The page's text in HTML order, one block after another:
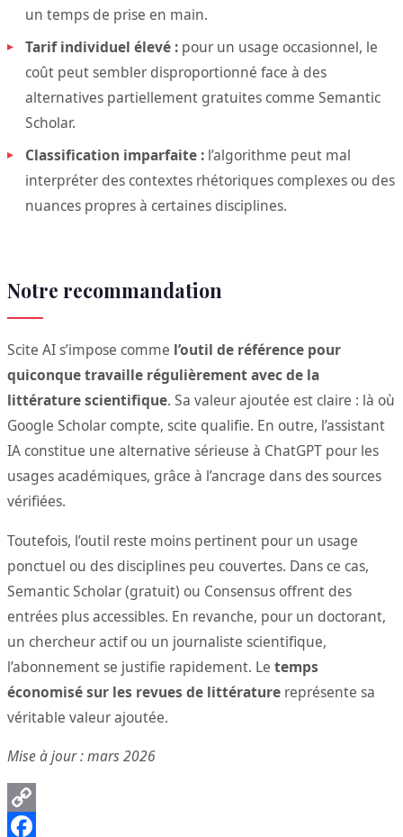
un temps de prise en main.
Tarif individuel élevé : pour un usage occasionnel, le
coût peut sembler disproportionné face à des
alternatives partiellement gratuites comme Semantic
Scholar.
Classification imparfaite : l’algorithme peut mal
interpréter des contextes rhétoriques complexes ou des
nuances propres à certaines disciplines.
Notre recommandation
Scite AI s’impose comme l’outil de référence pour
quiconque travaille régulièrement avec de la
littérature scientifique. Sa valeur ajoutée est claire : là où
Google Scholar compte, scite qualifie. En outre, l’assistant
IA constitue une alternative sérieuse à ChatGPT pour les
usages académiques, grâce à l’ancrage dans des sources
vérifiées.
Toutefois, l’outil reste moins pertinent pour un usage
ponctuel ou des disciplines peu couvertes. Dans ce cas,
Semantic Scholar (gratuit) ou Consensus offrent des
entrées plus accessibles. En revanche, pour un doctorant,
un chercheur actif ou un journaliste scientifique,
l’abonnement se justifie rapidement. Le temps
économisé sur les revues de littérature représente sa
véritable valeur ajoutée.
Mise à jour : mars 2026
Copy